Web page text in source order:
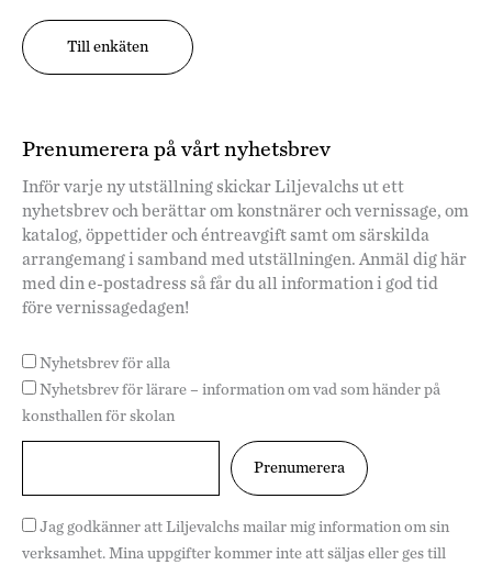
Till enkäten
Prenumerera på vårt nyhetsbrev
Inför varje ny utställning skickar Liljevalchs ut ett
nyhetsbrev och berättar om konstnärer och vernissage, om
katalog, öppettider och éntreavgift samt om särskilda
arrangemang i samband med utställningen. Anmäl dig här
med din e-postadress så får du all information i god tid
före vernissagedagen!
Nyhetsbrev för alla
Nyhetsbrev för lärare – information om vad som händer på
konsthallen för skolan
Jag godkänner att Liljevalchs mailar mig information om sin
verksamhet. Mina uppgifter kommer inte att säljas eller ges till